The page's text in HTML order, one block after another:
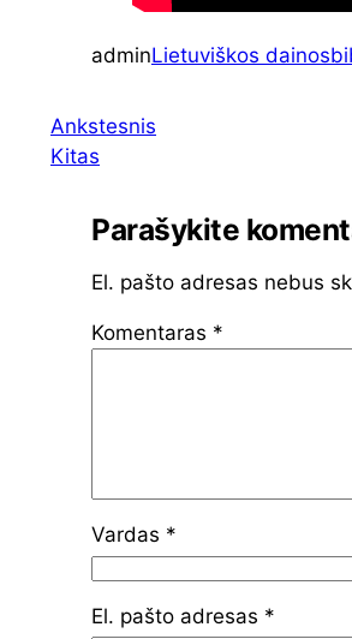
adminLietuviškos dainos
Ankstesnis
Kitas
Parašykite
El. pašto adresas nebus
Komentaras *
Vardas *
El. pašto adresas *